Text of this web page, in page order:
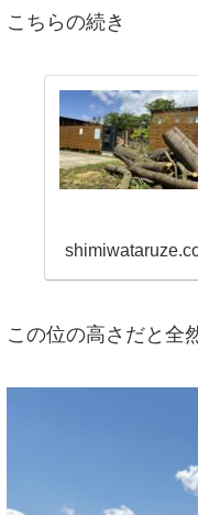
こちらの続き
この位の高さだと全